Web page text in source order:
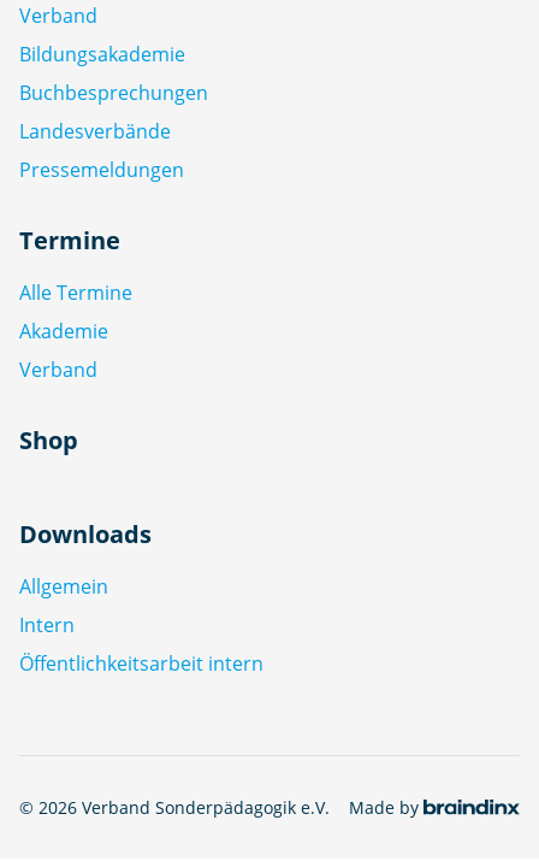
Verband
Bildungsakademie
Buchbesprechungen
Landesverbände
Pressemeldungen
Termine
Alle Termine
Akademie
Verband
Shop
Downloads
Allgemein
Intern
Öffentlichkeitsarbeit intern
© 2026 Verband Sonderpädagogik e.V. Made by